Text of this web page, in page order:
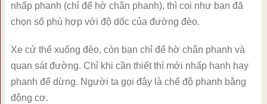
nhấp phanh (chỉ để hờ chân phanh), thì coi như bạn đã
chọn số phù hợp với độ dốc của đường đèo.
Xe cứ thế xuống đèo, còn bạn chỉ để hờ chân phanh và
quan sát đường. Chỉ khi cần thiết thì mới nhấp hanh hay
phanh để dừng. Người ta gọi đây là chế độ phanh bằng
động cơ.